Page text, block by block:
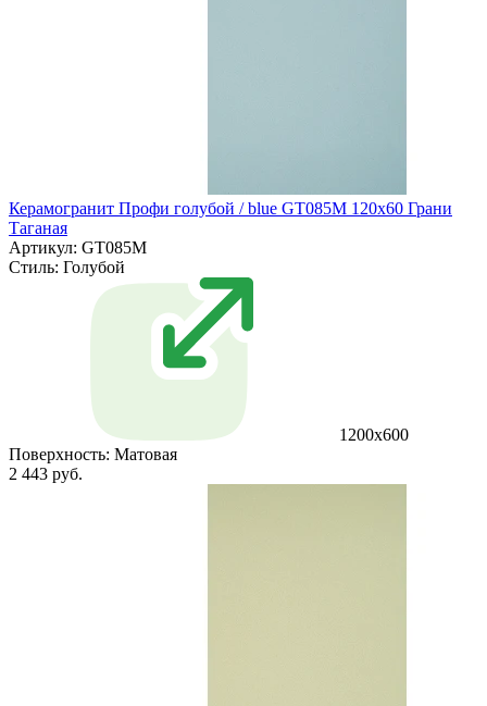
Керамогранит Профи голубой / blue GT085M 120х60 Грани
Таганая
Артикул: GT085M
Стиль: Голубой
1200х600
Поверхность: Матовая
2 443 руб.